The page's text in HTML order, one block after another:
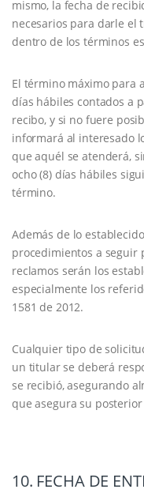
mismo, la fecha de
necesarios para darle el
dentro de los términos
El término máximo para
días hábiles contados a
recibo, y si no fuere
informará al interesado
que aquél se atenderá,
ocho (8) días hábiles
término.
Además de lo
procedimientos a seguir
reclamos serán los
especialmente los
1581 de 2012.
Cualquier tipo de
un titular se deberá
se recibió, asegurando
que asegura su
10. FECHA DE